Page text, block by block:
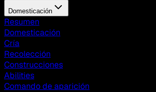
Domesticación
Resumen
Domesticación
Cría
Recolección
Construcciones
Abilities
Comando de aparición